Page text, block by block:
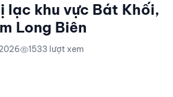
lạc khu vực Bát Khối,
Long Biên
1533 lượt xem